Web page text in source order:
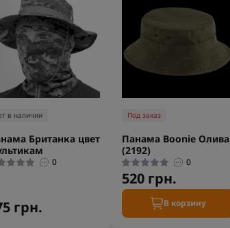
в наличии
Британка цвет
0
грн.
Под заказ
Панама Boonie Олива
(2192)
0
520 грн.
В корзину